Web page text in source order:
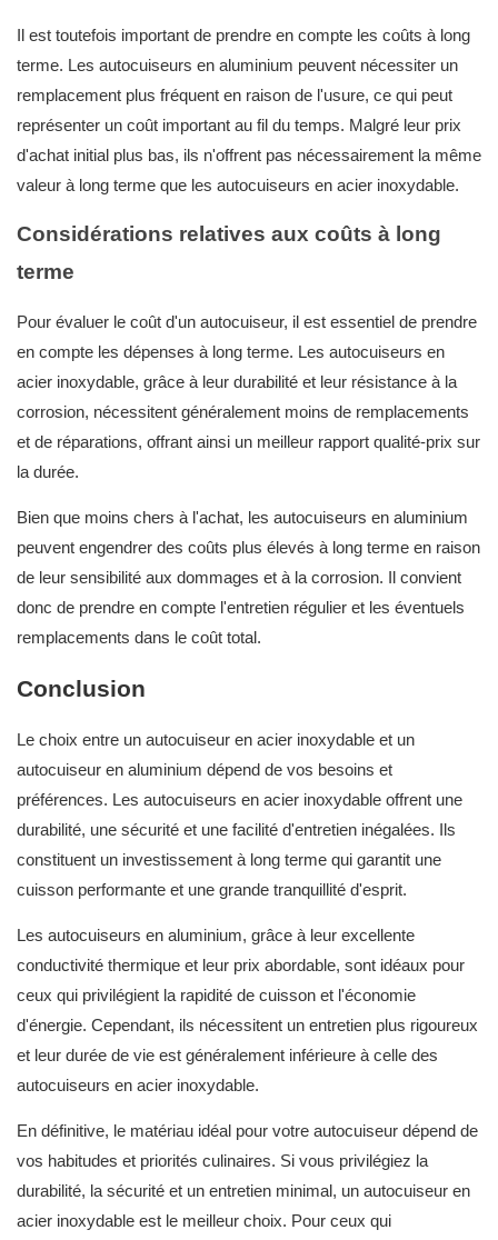
Il est toutefois important de prendre en compte les coûts à long
terme. Les autocuiseurs en aluminium peuvent nécessiter un
remplacement plus fréquent en raison de l'usure, ce qui peut
représenter un coût important au fil du temps. Malgré leur prix
d'achat initial plus bas, ils n'offrent pas nécessairement la même
valeur à long terme que les autocuiseurs en acier inoxydable.
Considérations relatives aux coûts à long
terme
Pour évaluer le coût d'un autocuiseur, il est essentiel de prendre
en compte les dépenses à long terme. Les autocuiseurs en
acier inoxydable, grâce à leur durabilité et leur résistance à la
corrosion, nécessitent généralement moins de remplacements
et de réparations, offrant ainsi un meilleur rapport qualité-prix sur
la durée.
Bien que moins chers à l'achat, les autocuiseurs en aluminium
peuvent engendrer des coûts plus élevés à long terme en raison
de leur sensibilité aux dommages et à la corrosion. Il convient
donc de prendre en compte l'entretien régulier et les éventuels
remplacements dans le coût total.
Conclusion
Le choix entre un autocuiseur en acier inoxydable et un
autocuiseur en aluminium dépend de vos besoins et
préférences. Les autocuiseurs en acier inoxydable offrent une
durabilité, une sécurité et une facilité d'entretien inégalées. Ils
constituent un investissement à long terme qui garantit une
cuisson performante et une grande tranquillité d'esprit.
Les autocuiseurs en aluminium, grâce à leur excellente
conductivité thermique et leur prix abordable, sont idéaux pour
ceux qui privilégient la rapidité de cuisson et l'économie
d'énergie. Cependant, ils nécessitent un entretien plus rigoureux
et leur durée de vie est généralement inférieure à celle des
autocuiseurs en acier inoxydable.
En définitive, le matériau idéal pour votre autocuiseur dépend de
vos habitudes et priorités culinaires. Si vous privilégiez la
durabilité, la sécurité et un entretien minimal, un autocuiseur en
acier inoxydable est le meilleur choix. Pour ceux qui